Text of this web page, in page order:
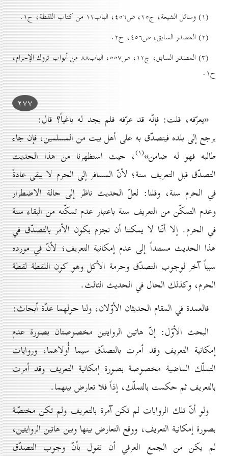
(۱) وسائل الشيعة، ج۲٥، ص٤٥٦، الباب۱۲ من كتاب اللقطة، ح۱.
(۲) المصدر السابق، ص٤٥٦، ح۲.
(۳) المصدر السابق، ج۱۲، ص٥٥۷، الباب۸۸ من أبواب تروك الإحرام،
ح۱.
۲۷۷
«يعرّفه، قلت: فإنّه قد عرّفه فلم يجد له باغياً؟ قال:
يرجع إلى بلده فيتصدّق به على أهل بيت من المسلمين، فإن جاء
طالبه فهو له ضامن»(۱) ، حيث استظهرنا من هذا الحديث
التصدّق قبل التعريف سنة؛ لأنّ المسافر إلى الحرم لا يبقى عادةً
في الحرم سنة، وقلنا: لعلّ الحديث ناظر إلى حالة الاضطرار
وعدم التمكّن من التعريف سنة باعتبار عدم تمكّنه من البقاء سنة
في الحرم. إلا أنّنا لا يمكننا أن نجزم بكون الأمر بالتصدّق في
هذا الحديث مستنداً إلى عدم إمكانية التعريف؛ لأنّ في مورده
سبباً آخر لوجوب التصدّق وحرمة الأكل وهو كون اللقطة لقطة
الحرم، وكذلك الحال في الحديث الثالث.
فالعمدة في المقام الحديثان الأوّلان، ولنا حولهما عدّة أبحاث:
البحث الأوّل: إنّ هاتين الروايتين مخصوصتان بصورة عدم
إمكانية التعريف وقد أمرت بالتصدّق سيما أُولاهما، وروايات
التملّك الماضية مخصوصة بصورة إمكانية التعريف وقد أمرت
بالتعريف ثم حكمت بالتملّك، إذاً فلا تعارض بينهما.
ولو أنّ تلك الروايات لم تكن آمرة بالتعريف ولم تكن مختصّة
بصورة إمكانية التعريف، ووقع التعارض بينها وبين هاتين الروايتين،
لم يكن من الجمع العرفي أن نقول بأنّ وجوب التصدّق